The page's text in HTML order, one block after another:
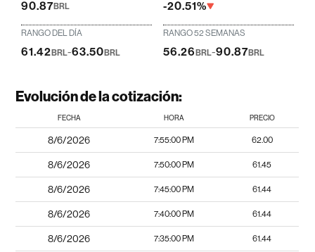
90.87BRL -20.51%
RANGO DEL DÍA
61.42BRL-63.50BRL
RANGO 52 SEMANAS
56.26 BRL-90.87BRL
Evolución de la cotización:
FECHA HORA PRECIO
8/6/2026 7:55:00 PM 62.00
8/6/2026 7:50:00 PM 61.45
8/6/2026 7:45:00 PM 61.44
8/6/2026 7:40:00 PM 61.44
8/6/2026 7:35:00 PM 61.44